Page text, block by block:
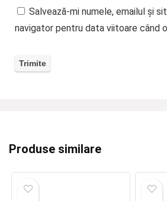
Salvează-mi numele, emailul și
navigator pentru data viitoare când
Produse similare